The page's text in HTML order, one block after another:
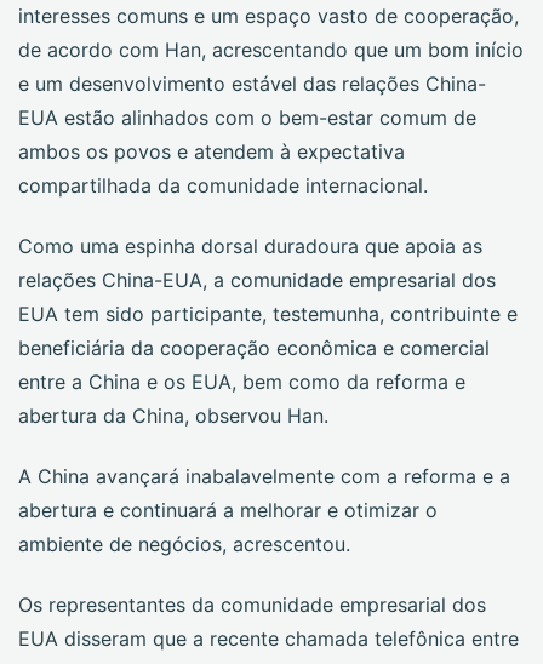
interesses comuns e um espaço vasto de cooperação,
de acordo com Han, acrescentando que um bom início
e um desenvolvimento estável das relações China-
EUA estão alinhados com o bem-estar comum de
ambos os povos e atendem à expectativa
compartilhada da comunidade internacional.
Como uma espinha dorsal duradoura que apoia as
relações China-EUA, a comunidade empresarial dos
EUA tem sido participante, testemunha, contribuinte e
beneficiária da cooperação econômica e comercial
entre a China e os EUA, bem como da reforma e
abertura da China, observou Han.
A China avançará inabalavelmente com a reforma e a
abertura e continuará a melhorar e otimizar o
ambiente de negócios, acrescentou.
Os representantes da comunidade empresarial dos
EUA disseram que a recente chamada telefônica entre